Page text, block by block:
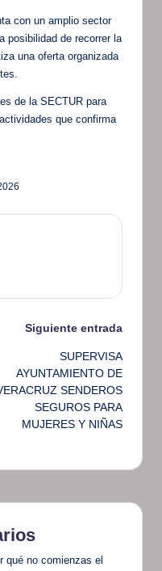
con un amplio sector
posibilidad de recorrer la
una oferta organizada
de la SECTUR para
que confirma
Siguiente entrada
SUPERVISA
AYUNTAMIENTO DE
SENDEROS
SEGUROS PARA
MUJERES Y NIÑAS
qué no comienzas el